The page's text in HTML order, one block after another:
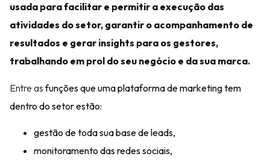
usada para facilitar e permitir a execução das
atividades do setor, garantir o acompanhamento de
resultados e gerar insights para os gestores,
trabalhando em prol do seu negócio e da sua marca.
Entre asfunções que umaplataforma de marketingtem
dentro do setor estão:
gestão de toda sua base de leads,
monitoramento das redes sociais,